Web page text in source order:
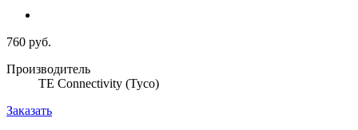
760 руб.
Производитель
TE Connectivity (Tyco)
Заказать